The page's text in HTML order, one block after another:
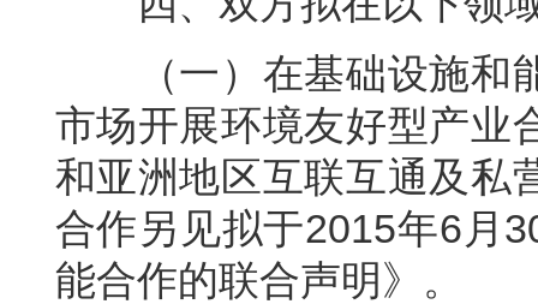
（一）在基础设施和能
市场开展环境友好型产业
和亚洲地区互联互通及私
合作另见拟于2015年6月
能合作的联合声明》。